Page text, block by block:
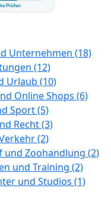
Unternehmen (18)
(12)
Urlaub (10)
Online Shops (6)
Sport(5)
Recht(3)
(2)
und Zoohandlung (2)
und Training (2)
und Studios (1)